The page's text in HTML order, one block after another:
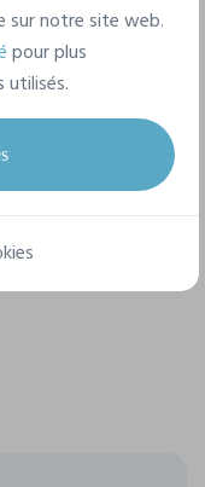
sur notre site web.
pour plus